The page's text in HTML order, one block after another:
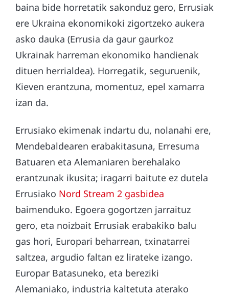
baina bide horretatik sakonduz gero, Errusiak
ere Ukraina ekonomikoki zigortzeko aukera
asko dauka (Errusia da gaur gaurkoz
Ukrainak harreman ekonomiko handienak
dituen herrialdea). Horregatik, seguruenik,
Kieven erantzuna, momentuz, epel xamarra
izan da.
Errusiako ekimenak indartu du, nolanahi ere,
Mendebaldearen erabakitasuna, Erresuma
Batuaren eta Alemaniaren berehalako
erantzunak ikusita; iragarri baitute ez dutela
Errusiako Nord Stream 2 gasbidea
baimenduko. Egoera gogortzen jarraituz
gero, eta noizbait Errusiak erabakiko balu
gas hori, Europari beharrean, txinatarrei
saltzea, argudio faltan ez lirateke izango.
Europar Batasuneko, eta bereziki
Alemaniako, industria kaltetuta aterako